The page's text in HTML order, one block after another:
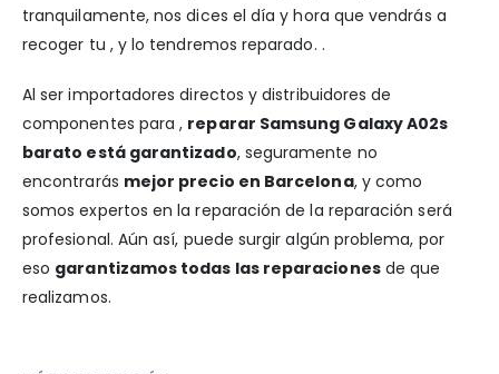
tranquilamente, nos dices el día y hora que vendrás a
recoger tu , y lo tendremos reparado. .
Al ser importadores directos y distribuidores de
componentes para , reparar Samsung Galaxy A02s
barato está garantizado, seguramente no
encontrarás mejor precio en Barcelona, y como
somos expertos en la reparación de la reparación será
profesional. Aún así, puede surgir algún problema, por
eso garantizamos todas las reparacionesde que
realizamos.